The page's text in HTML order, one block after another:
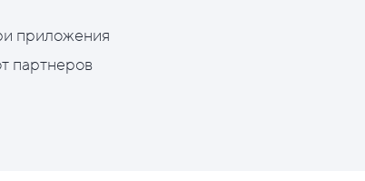
приложения
партнеров